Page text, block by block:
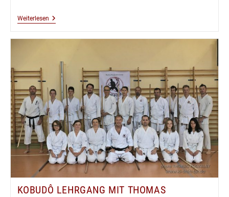
WeiterlesenKobudô
Wien
November
2019
KOBUDÔ LEHRGANG MIT THOMAS